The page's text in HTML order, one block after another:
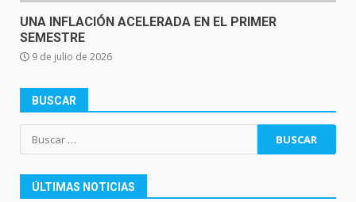
UNA INFLACIÓN ACELERADA EN EL PRIMER
SEMESTRE
9 de julio de 2026
BUSCAR
Buscar:
ÚLTIMAS NOTICIAS